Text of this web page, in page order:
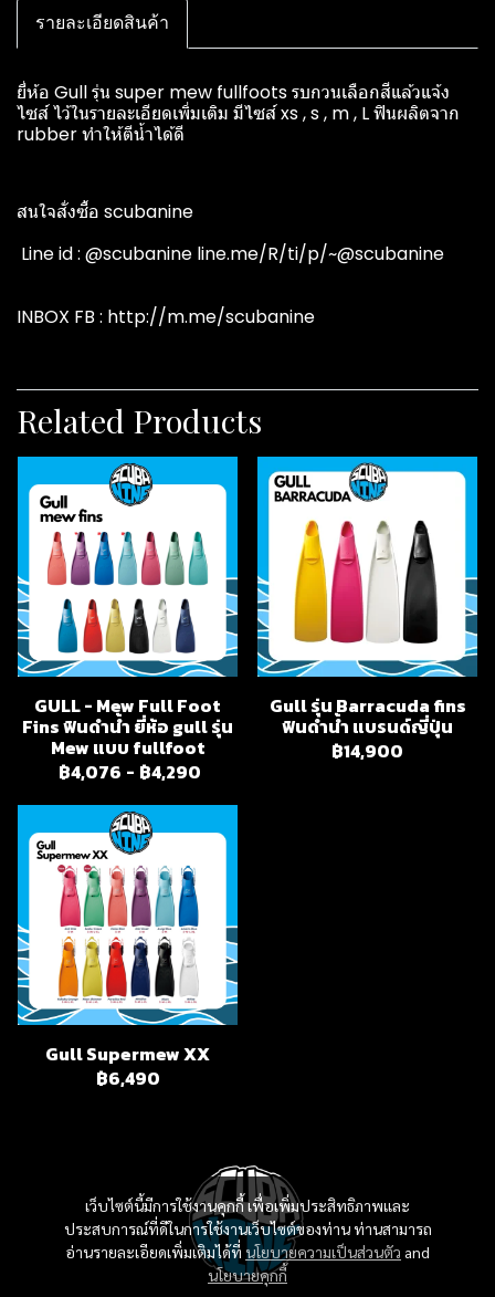
รายละเอียดสินค้า
ยี่ห้อ Gull รุ่น super mew fullfoots รบกวนเลือกสีแล้วแจ้ง
ไซส์ ไว้ในรายละเอียดเพิ่มเติม มีไซส์ xs , s , m , L ฟินผลิตจาก
rubber ทำให้ตีน้ำได้ดี
สนใจสั่งซื้อ scubanine
️ Line id : @scubanine line.me/R/ti/p/~@scubanine
INBOX FB : http://m.me/scubanine
Related Products
GULL - Mew Full Foot
Fins ฟินดำน้ำ ยี่ห้อ gull รุ่น
Mew แบบ fullfoot
฿4,076 - ฿4,290
Gull รุ่น Barracuda fins
ฟินดำน้ำ แบรนด์ญี่ปุ่น
฿14,900
Gull Supermew XX
฿6,490
เว็บไซต์นี้มีการใช้งานคุกกี้ เพื่อเพิ่มประสิทธิภาพและ
ประสบการณ์ที่ดีในการใช้งานเว็บไซต์ของท่าน ท่านสามารถ
อ่านรายละเอียดเพิ่มเติมได้ที่ นโยบายความเป็นส่วนตัว and
นโยบายคุกกี้